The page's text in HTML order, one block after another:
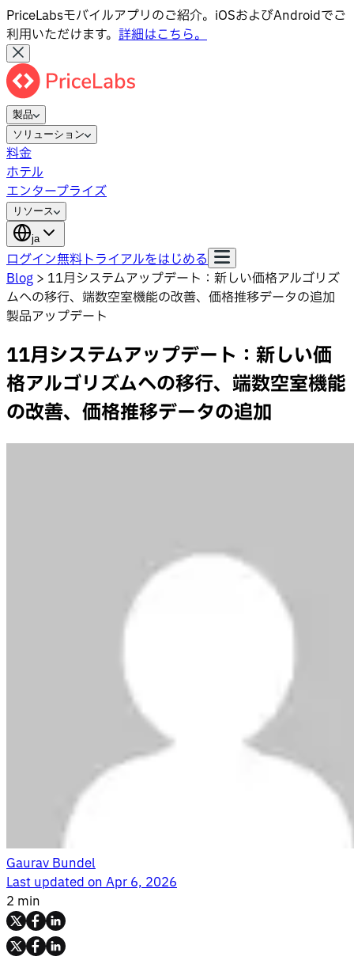
PriceLabsモバイルアプリのご紹介。iOSおよびAndroidでご
利用いただけます。 詳細はこちら。
製品
ソリューション
料金
ホテル
エンタープライズ
リソース
ja
ログイン無料トライアルをはじめる
Blog > 11月システムアップデート：新しい価格アルゴリズ
ムへの移行、端数空室機能の改善、価格推移データの追加
製品アップデート
11月システムアップデート：新しい価
格アルゴリズムへの移行、端数空室機能
の改善、価格推移データの追加
Gaurav Bundel
Last updated onApr 6, 2026
2 min